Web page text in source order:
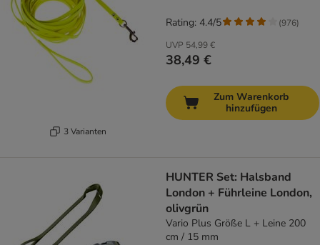
3 Varianten
UVP 54,99 €
38,49 €
Rating: 4.4/5 (976)
Zum Warenkorb
hinzufügen
HUNTER Set: Halsband
London + Führleine London,
olivgrün
Vario Plus Größe L + Leine 200
cm / 15 mm